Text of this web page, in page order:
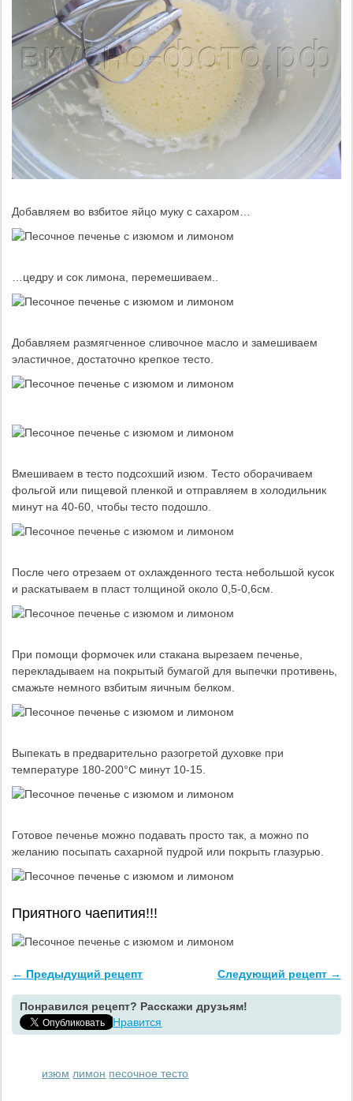
Добавляем во взбитое яйцо муку с сахаром…
…цедру и сок лимона, перемешиваем..
Добавляем размягченное сливочное масло и замешиваем
эластичное, достаточно крепкое тесто.
Вмешиваем в тесто подсохший изюм. Тесто оборачиваем
фольгой или пищевой пленкой и отправляем в холодильник
минут на 40-60, чтобы тесто подошло.
После чего отрезаем от охлажденного теста небольшой кусок
и раскатываем в пласт толщиной около 0,5-0,6см.
При помощи формочек или стакана вырезаем печенье,
перекладываем на покрытый бумагой для выпечки противень,
смажьте немного взбитым яичным белком.
Выпекать в предварительно разогретой духовке при
температуре 180-200°С минут 10-15.
Готовое печенье можно подавать просто так, а можно по
желанию посыпать сахарной пудрой или покрыть глазурью.
Приятного чаепития!!!
← Предыдущий рецепт Следующий рецепт →
Понравился рецепт? Расскажи друзьям!
Нравится
изюм лимон песочное тесто